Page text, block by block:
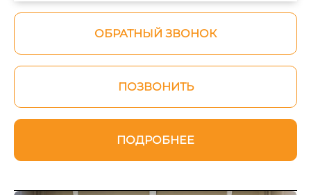
ОБРАТНЫЙ ЗВОНОК
ПОЗВОНИТЬ
ПОДРОБНЕЕ